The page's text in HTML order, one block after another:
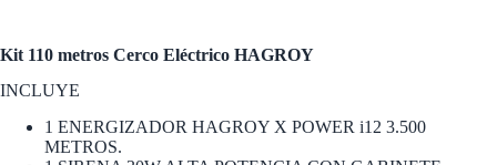
Kit 110 metros Cerco Eléctrico HAGROY
INCLUYE
1 ENERGIZADOR HAGROY X POWER i12 3.500
METROS.